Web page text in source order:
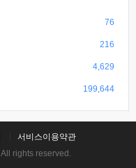
76
216
4,629
199,644
서비스이용약관
All rights reserved.